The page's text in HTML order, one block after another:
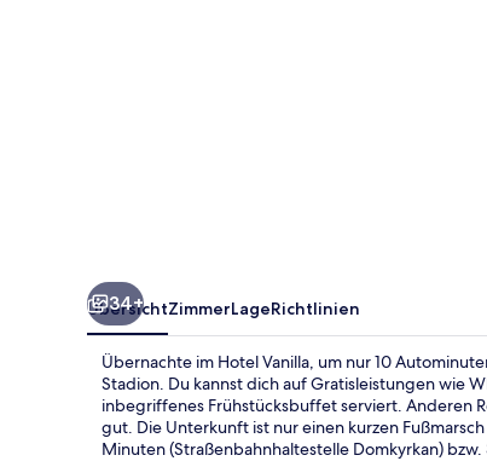
34+
ÜbersichtZimmerLageRichtlinien
Übernachte im Hotel Vanilla, um nur 10
Stadion. Du kannst dich auf Gratisleistungen wie
inbegriffenes Frühstücksbuffet serviert. Anderen
gut. Die Unterkunft ist nur einen kurzen
Minuten (Straßenbahnhaltestelle Domkyrkan)